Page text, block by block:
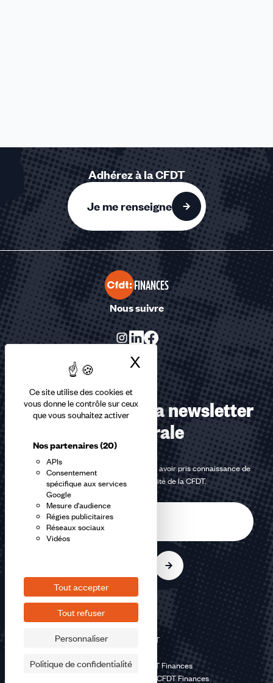
Ce site utilise des cookies et
vous donne le contrôle sur ceux
que vous souhaitez activer
Nos partenaires(20)
APIs
Consentement
spécifique aux services
Google
Mesure d'audience
Régies publicitaires
Réseaux sociaux
Vidéos
Tout accepter
Tout refuser
Personnaliser
Politique de confidentialité
X Masquer le
Adhérez à la CFDT
Je me renseigne
FINANCES
Nous suivre
Abonnez-vous à la newsletter
confédérale
En m'inscrivant à la newsletter, j'affirme avoir pris connaissance de
lapolitique de confidentialité de la CFDT.
©2026 CFDT
Mentions légales CFDT Finances
Politique de confidentialité CFDT Finances